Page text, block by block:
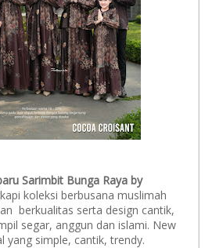
Sarimbit Bunga Raya by
koleksi berbusana muslimah
berkualitas serta design cantik,
segar, anggun dan islami. New
yang simple, cantik, trendy.